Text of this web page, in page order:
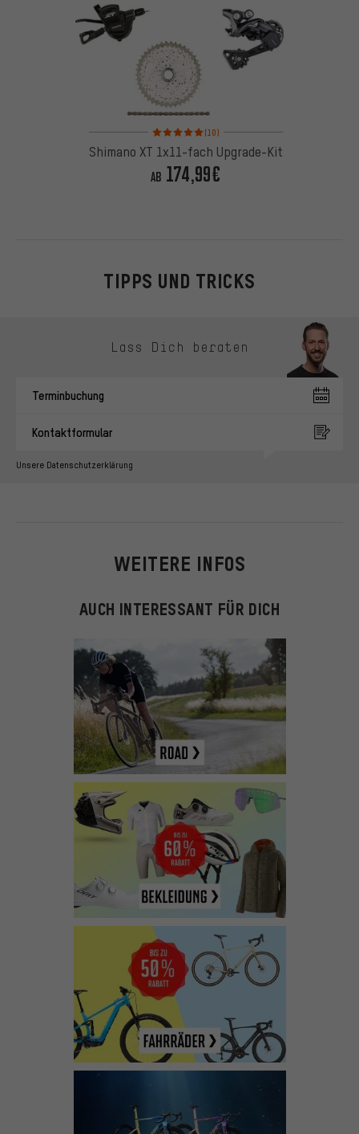
Bewertungen: 5 von 5 basierend auf 10
(10)
Shimano XT 1x11-fach Upgrade-Kit
AB 174,99€
TIPPS UND TRICKS
Lass Dich beraten
Terminbuchung
Kontaktformular
Unsere Datenschutzerklärung
WEITERE INFOS
AUCH INTERESSANT FÜR DICH